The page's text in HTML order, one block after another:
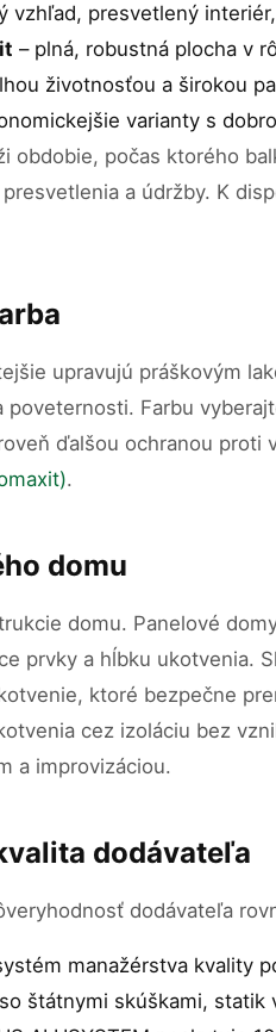
vzhľad, presvetlený
– plná, robustná plocha v
životnosťou a širokou
varianty s
obdobie, počas ktorého
a údržby. K
upravujú práškovým
Farbu
ďalšou ochranou proti
.
domu
domu. Panelové
prvky a hĺbku ukotvenia.
ktoré bezpečne
cez izoláciu bez
a improvizáciou.
dodávateľa
dodávateľa
manažérstva kvality
štátnymi skúškami,